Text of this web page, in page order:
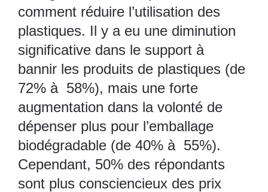
comment réduire l’utilisation des
plastiques. Il y a eu une diminution
significative dans le support à
bannir les produits de plastiques (de
72% à 58%), mais une forte
augmentation dans la volonté de
dépenser plus pour l’emballage
biodégradable (de 40% à 55%).
Cependant, 50% des répondants
sont plus consciencieux des prix